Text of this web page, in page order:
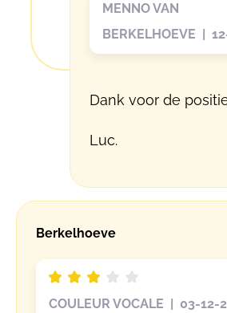
MENNO VAN
BERKELHOEVE |
Dank voor de
Luc.
Berkelhoeve
COULEUR VOCALE | 03-12-